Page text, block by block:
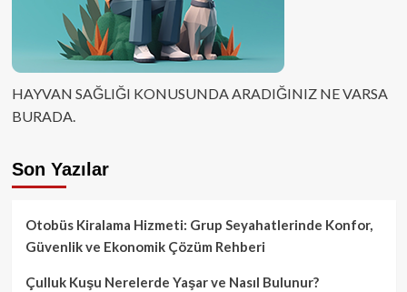
HAYVAN SAĞLIĞI KONUSUNDA ARADIĞINIZ NE VARSA
BURADA.
Son Yazılar
Otobüs Kiralama Hizmeti: Grup Seyahatlerinde Konfor,
Güvenlik ve Ekonomik Çözüm Rehberi
Çulluk Kuşu Nerelerde Yaşar ve Nasıl Bulunur?